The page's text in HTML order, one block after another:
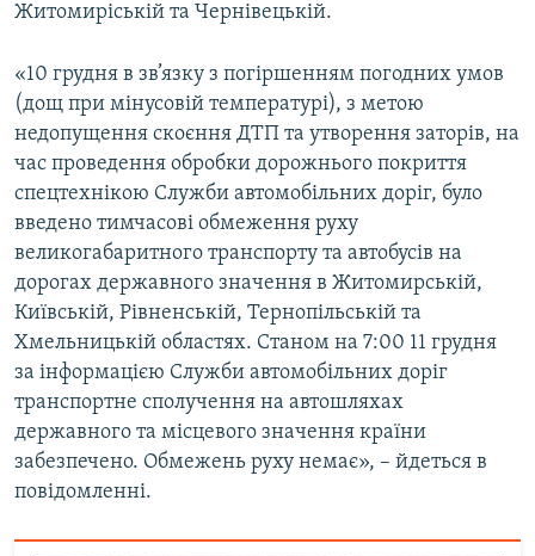
Усі сайти RFE/RL
Житомиріській та Чернівецькій.
«10 грудня в зв’язку з погіршенням погодних умов
(дощ при мінусовій температурі), з метою
недопущення скоєння ДТП та утворення заторів, на
час проведення обробки дорожнього покриття
спецтехнікою Служби автомобільних доріг, було
введено тимчасові обмеження руху
великогабаритного транспорту та автобусів на
дорогах державного значення в Житомирській,
Київській, Рівненській, Тернопільській та
Хмельницькій областях. Станом на 7:00 11 грудня
за інформацією Служби автомобільних доріг
транспортне сполучення на автошляхах
державного та місцевого значення країни
забезпечено. Обмежень руху немає», – йдеться в
повідомленні.